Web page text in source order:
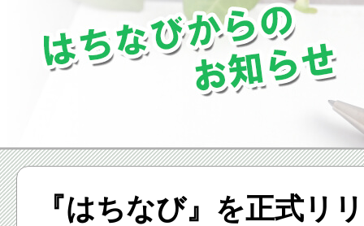
『はちなび』を正式リ